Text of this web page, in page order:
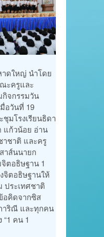
าดใหญ่ นำโดย
ะครูและ
กิจกรรมวัน
อวันที่ 19
มโรงเรียนธิดา
แก้วน้อย อ่าน
าชาติ และครู
าส์นนายก
ตอธิษฐาน 1
จิตอธิษฐานให้
ประเทศชาติ
อคิดจากซิส
าริณี และทุกคน
“1 คน 1